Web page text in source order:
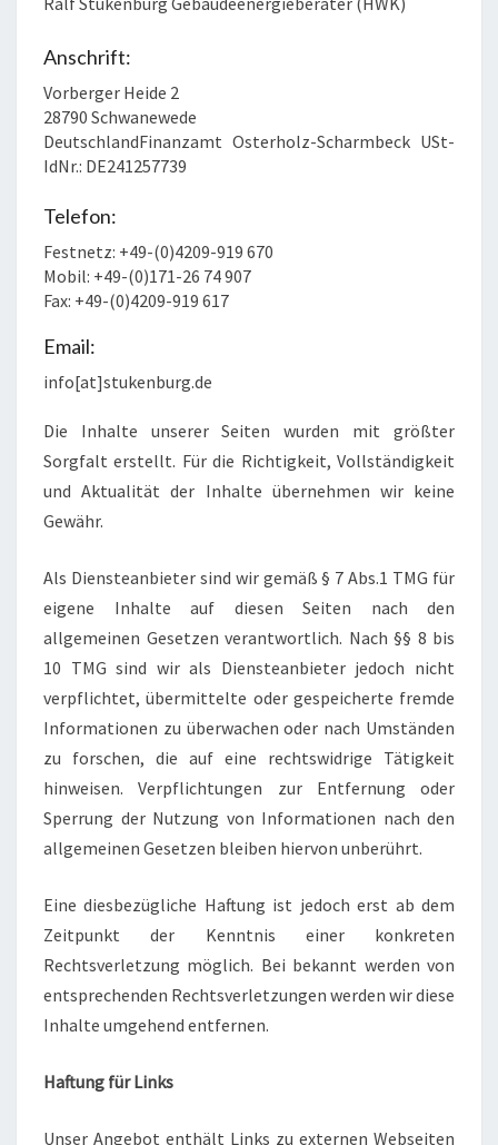
Anschrift:
Vorberger Heide 2
28790 Schwanewede
DeutschlandFinanzamt Osterholz-Scharmbeck USt-
IdNr.: DE241257739
Telefon:
Festnetz: +49-(0)4209-919 670
Mobil: +49-(0)171-26 74 907
Fax: +49-(0)4209-919 617
Email:
info[at]stukenburg.de
Die Inhalte unserer Seiten wurden mit größter
Sorgfalt erstellt. Für die Richtigkeit, Vollständigkeit
und Aktualität der Inhalte übernehmen wir keine
Gewähr.
Als Diensteanbieter sind wir gemäß § 7 Abs.1 TMG für
eigene Inhalte auf diesen Seiten nach den
allgemeinen Gesetzen verantwortlich. Nach §§ 8 bis
10 TMG sind wir als Diensteanbieter jedoch nicht
verpflichtet, übermittelte oder gespeicherte fremde
Informationen zu überwachen oder nach Umständen
zu forschen, die auf eine rechtswidrige Tätigkeit
hinweisen. Verpflichtungen zur Entfernung oder
Sperrung der Nutzung von Informationen nach den
allgemeinen Gesetzen bleiben hiervon unberührt.
Eine diesbezügliche Haftung ist jedoch erst ab dem
Zeitpunkt der Kenntnis einer konkreten
Rechtsverletzung möglich. Bei bekannt werden von
entsprechenden Rechtsverletzungen werden wir diese
Inhalte umgehend entfernen.
Haftung für Links
Unser Angebot enthält Links zu externen Webseiten